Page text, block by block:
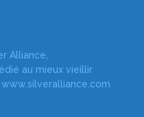
Alliance,
au mieux vieillir
www.silveralliance.com